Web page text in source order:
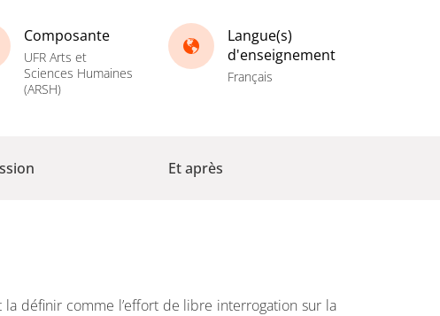
Composante
UFR Arts et
Sciences Humaines
(ARSH)
Langue(s)
d'enseignement
Français
Et après
définir comme l’effort de libre interrogation sur la